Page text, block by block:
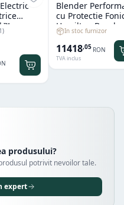
1)
Blender
cu Protectie
Hamilton Beach
Summit® Edge
In stoc furnizor
11418,05 RON
TVA inclus
produsului?
potrivit nevoilor tale.
expert